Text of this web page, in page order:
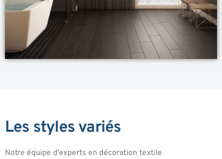
Les styles variés
Notre équipe d’experts en décoration textile